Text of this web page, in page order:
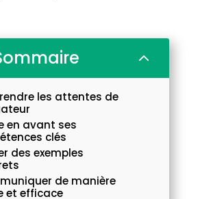
2
les attentes de
en avant ses
clés
des exemples
de manière
et efficace